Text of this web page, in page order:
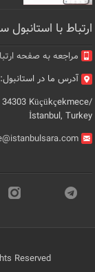
ارتباط با استانبول
مراجعه به صفحه
آدرس ما در استانبول:
Küçükçekmece/
İstanbul, Turkey
Reserved